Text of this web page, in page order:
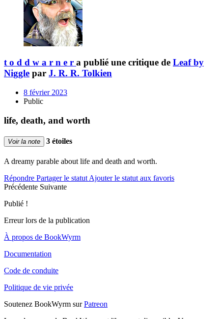
t o d d w a r n e r a publié une critique de Leaf by
Niggle par J. R. R. Tolkien
8 février 2023
Public
life, death, and worth
Voir la note 3 étoiles
A dreamy parable about life and death and worth.
Répondre Partager le statut Ajouter le statut aux favoris
Précédente Suivante
Publié !
Erreur lors de la publication
À propos de BookWyrm
Documentation
Code de conduite
Politique de vie privée
Soutenez BookWyrm surPatreon